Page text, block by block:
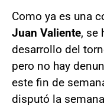
Como ya es una
Juan Valiente, se
desarrollo del
pero no hay
este fin de
disputó la